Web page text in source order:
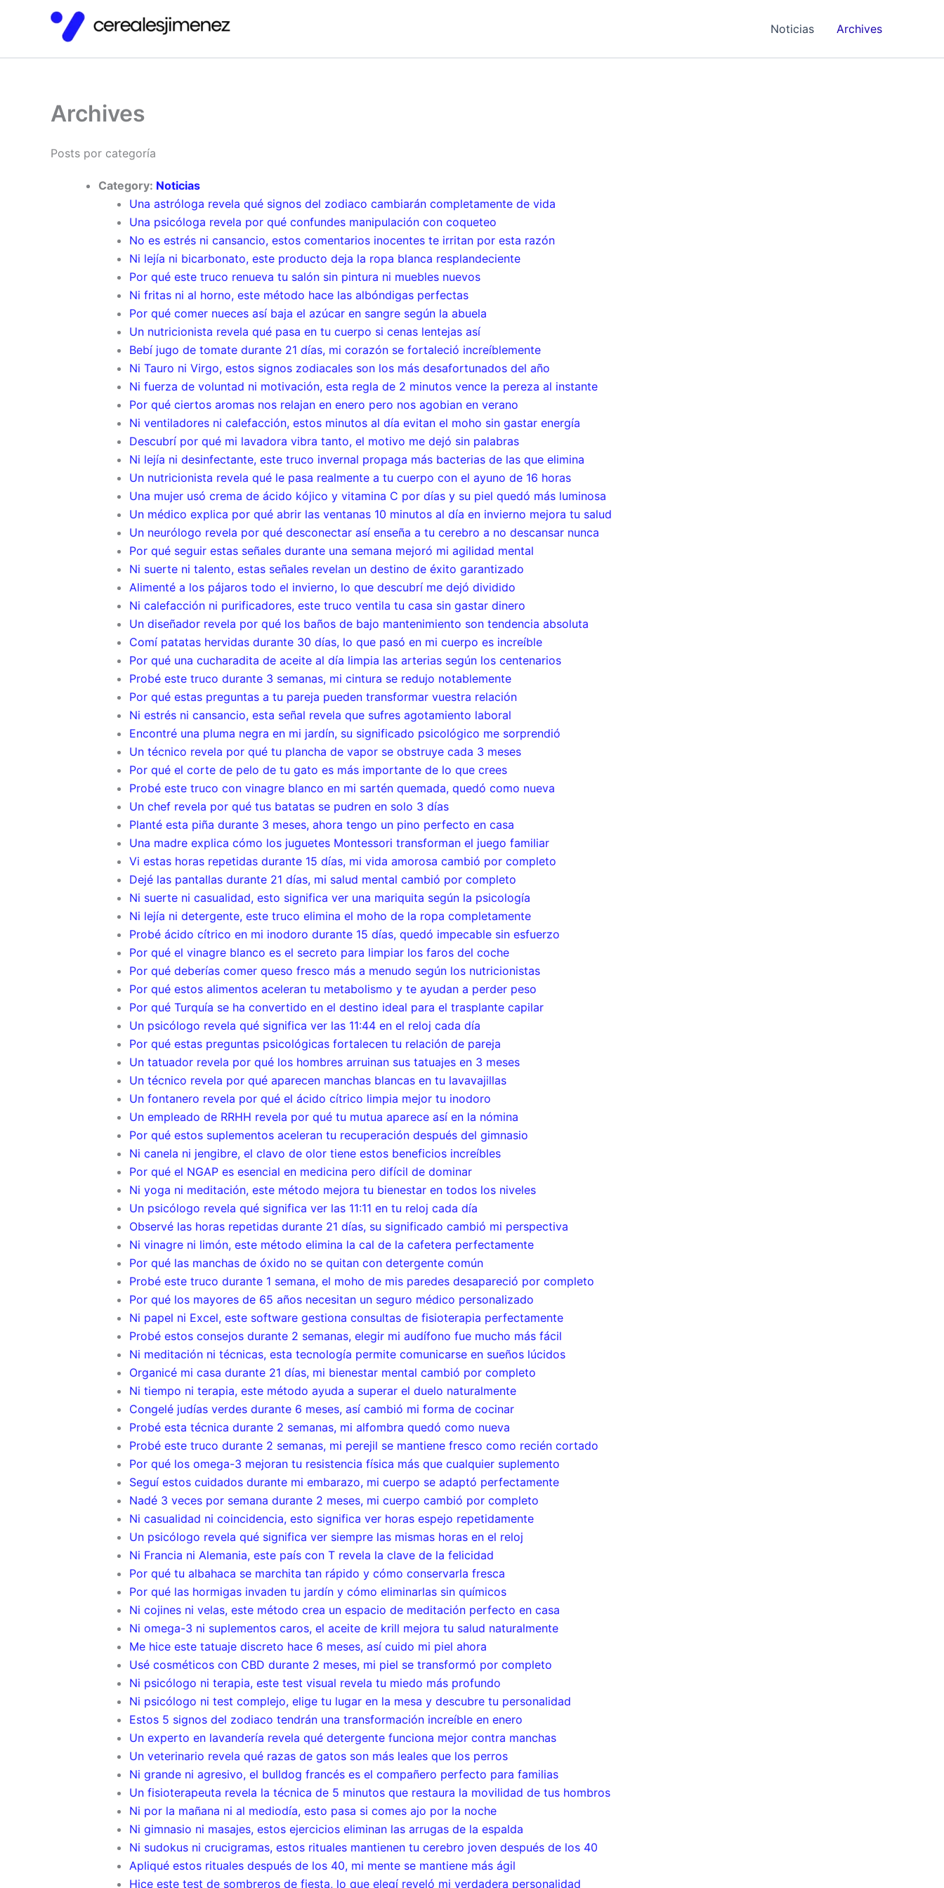
Noticias Archives
Archives
Posts por categoría
Category: Noticias
Una astróloga revela qué signos del zodiaco cambiarán completamente de vida
Una psicóloga revela por qué confundes manipulación con coqueteo
No es estrés ni cansancio, estos comentarios inocentes te irritan por esta razón
Ni lejía ni bicarbonato, este producto deja la ropa blanca resplandeciente
Por qué este truco renueva tu salón sin pintura ni muebles nuevos
Ni fritas ni al horno, este método hace las albóndigas perfectas
Por qué comer nueces así baja el azúcar en sangre según la abuela
Un nutricionista revela qué pasa en tu cuerpo si cenas lentejas así
Bebí jugo de tomate durante 21 días, mi corazón se fortaleció increíblemente
Ni Tauro ni Virgo, estos signos zodiacales son los más desafortunados del año
Ni fuerza de voluntad ni motivación, esta regla de 2 minutos vence la pereza al instante
Por qué ciertos aromas nos relajan en enero pero nos agobian en verano
Ni ventiladores ni calefacción, estos minutos al día evitan el moho sin gastar energía
Descubrí por qué mi lavadora vibra tanto, el motivo me dejó sin palabras
Ni lejía ni desinfectante, este truco invernal propaga más bacterias de las que elimina
Un nutricionista revela qué le pasa realmente a tu cuerpo con el ayuno de 16 horas
Una mujer usó crema de ácido kójico y vitamina C por días y su piel quedó más luminosa
Un médico explica por qué abrir las ventanas 10 minutos al día en invierno mejora tu salud
Un neurólogo revela por qué desconectar así enseña a tu cerebro a no descansar nunca
Por qué seguir estas señales durante una semana mejoró mi agilidad mental
Ni suerte ni talento, estas señales revelan un destino de éxito garantizado
Alimenté a los pájaros todo el invierno, lo que descubrí me dejó dividido
Ni calefacción ni purificadores, este truco ventila tu casa sin gastar dinero
Un diseñador revela por qué los baños de bajo mantenimiento son tendencia absoluta
Comí patatas hervidas durante 30 días, lo que pasó en mi cuerpo es increíble
Por qué una cucharadita de aceite al día limpia las arterias según los centenarios
Probé este truco durante 3 semanas, mi cintura se redujo notablemente
Por qué estas preguntas a tu pareja pueden transformar vuestra relación
Ni estrés ni cansancio, esta señal revela que sufres agotamiento laboral
Encontré una pluma negra en mi jardín, su significado psicológico me sorprendió
Un técnico revela por qué tu plancha de vapor se obstruye cada 3 meses
Por qué el corte de pelo de tu gato es más importante de lo que crees
Probé este truco con vinagre blanco en mi sartén quemada, quedó como nueva
Un chef revela por qué tus batatas se pudren en solo 3 días
Planté esta piña durante 3 meses, ahora tengo un pino perfecto en casa
Una madre explica cómo los juguetes Montessori transforman el juego familiar
Vi estas horas repetidas durante 15 días, mi vida amorosa cambió por completo
Dejé las pantallas durante 21 días, mi salud mental cambió por completo
Ni suerte ni casualidad, esto significa ver una mariquita según la psicología
Ni lejía ni detergente, este truco elimina el moho de la ropa completamente
Probé ácido cítrico en mi inodoro durante 15 días, quedó impecable sin esfuerzo
Por qué el vinagre blanco es el secreto para limpiar los faros del coche
Por qué deberías comer queso fresco más a menudo según los nutricionistas
Por qué estos alimentos aceleran tu metabolismo y te ayudan a perder peso
Por qué Turquía se ha convertido en el destino ideal para el trasplante capilar
Un psicólogo revela qué significa ver las 11:44 en el reloj cada día
Por qué estas preguntas psicológicas fortalecen tu relación de pareja
Un tatuador revela por qué los hombres arruinan sus tatuajes en 3 meses
Un técnico revela por qué aparecen manchas blancas en tu lavavajillas
Un fontanero revela por qué el ácido cítrico limpia mejor tu inodoro
Un empleado de RRHH revela por qué tu mutua aparece así en la nómina
Por qué estos suplementos aceleran tu recuperación después del gimnasio
Ni canela ni jengibre, el clavo de olor tiene estos beneficios increíbles
Por qué el NGAP es esencial en medicina pero difícil de dominar
Ni yoga ni meditación, este método mejora tu bienestar en todos los niveles
Un psicólogo revela qué significa ver las 11:11 en tu reloj cada día
Observé las horas repetidas durante 21 días, su significado cambió mi perspectiva
Ni vinagre ni limón, este método elimina la cal de la cafetera perfectamente
Por qué las manchas de óxido no se quitan con detergente común
Probé este truco durante 1 semana, el moho de mis paredes desapareció por completo
Por qué los mayores de 65 años necesitan un seguro médico personalizado
Ni papel ni Excel, este software gestiona consultas de fisioterapia perfectamente
Probé estos consejos durante 2 semanas, elegir mi audífono fue mucho más fácil
Ni meditación ni técnicas, esta tecnología permite comunicarse en sueños lúcidos
Organicé mi casa durante 21 días, mi bienestar mental cambió por completo
Ni tiempo ni terapia, este método ayuda a superar el duelo naturalmente
Congelé judías verdes durante 6 meses, así cambió mi forma de cocinar
Probé esta técnica durante 2 semanas, mi alfombra quedó como nueva
Probé este truco durante 2 semanas, mi perejil se mantiene fresco como recién cortado
Por qué los omega-3 mejoran tu resistencia física más que cualquier suplemento
Seguí estos cuidados durante mi embarazo, mi cuerpo se adaptó perfectamente
Nadé 3 veces por semana durante 2 meses, mi cuerpo cambió por completo
Ni casualidad ni coincidencia, esto significa ver horas espejo repetidamente
Un psicólogo revela qué significa ver siempre las mismas horas en el reloj
Ni Francia ni Alemania, este país con T revela la clave de la felicidad
Por qué tu albahaca se marchita tan rápido y cómo conservarla fresca
Por qué las hormigas invaden tu jardín y cómo eliminarlas sin químicos
Ni cojines ni velas, este método crea un espacio de meditación perfecto en casa
Ni omega-3 ni suplementos caros, el aceite de krill mejora tu salud naturalmente
Me hice este tatuaje discreto hace 6 meses, así cuido mi piel ahora
Usé cosméticos con CBD durante 2 meses, mi piel se transformó por completo
Ni psicólogo ni terapia, este test visual revela tu miedo más profundo
Ni psicólogo ni test complejo, elige tu lugar en la mesa y descubre tu personalidad
Estos 5 signos del zodiaco tendrán una transformación increíble en enero
Un experto en lavandería revela qué detergente funciona mejor contra manchas
Un veterinario revela qué razas de gatos son más leales que los perros
Ni grande ni agresivo, el bulldog francés es el compañero perfecto para familias
Un fisioterapeuta revela la técnica de 5 minutos que restaura la movilidad de tus hombros
Ni por la mañana ni al mediodía, esto pasa si comes ajo por la noche
Ni gimnasio ni masajes, estos ejercicios eliminan las arrugas de la espalda
Ni sudokus ni crucigramas, estos rituales mantienen tu cerebro joven después de los 40
Apliqué estos rituales después de los 40, mi mente se mantiene más ágil
Hice este test de sombreros de fiesta, lo que elegí reveló mi verdadera personalidad